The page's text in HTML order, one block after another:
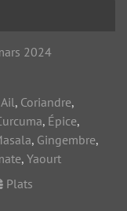
2024
Ail, Coriandre,
, Épice,
, Gingembre,
, Yaourt
Plats